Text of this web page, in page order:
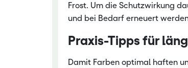
Frost. Um die Schutzwirkung
und bei Bedarf erneuert
Praxis-Tipps für
Damit Farben optimal haften